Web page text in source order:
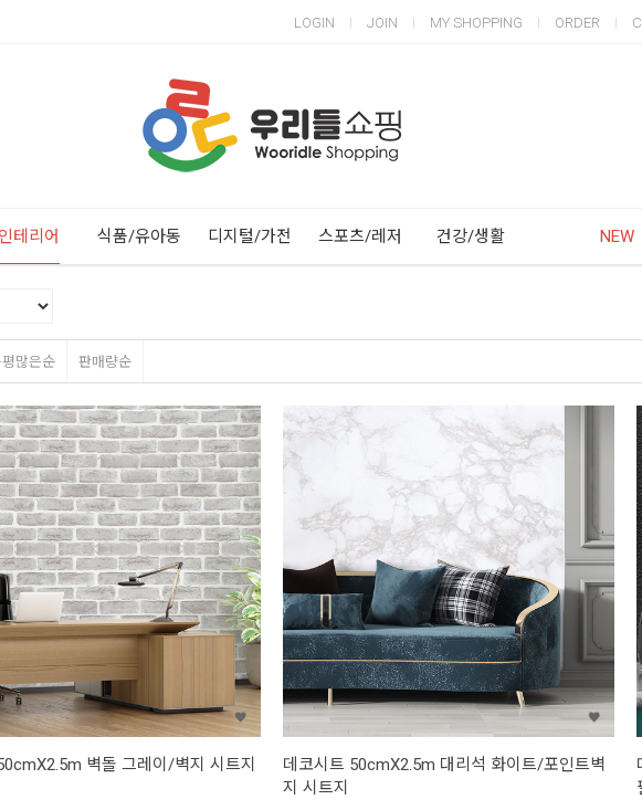
LOGIN JOIN MY SHOPPING ORDER
인테리어 식품/유아동 디지털/가전 스포츠/레저 건강/생활 NEW
평많은순 판매량순
벽돌 그레이/벽지 시트지
데코시트 50cmX2.5m 대리석 화이트/포인트벽
지 시트지